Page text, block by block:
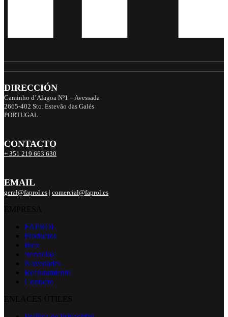
DIRECCIÓN
Caminho d’Alagoa Nº1 – Avessada
2665-402 Sto. Estevão das Galés
PORTUGAL
CONTACTO
+ 351 219 663 630
EMAIL
geral@faprol.es | comercial@faprol.es
FAPROL
Productos
Inox
Servicios
Novedades
Reclutamiento
Contacto